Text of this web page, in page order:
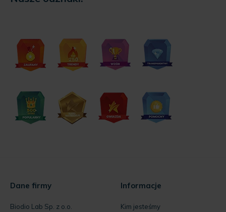
Dane firmy
Biodio Lab Sp. z o.o.
Informacje
Kim jesteśmy